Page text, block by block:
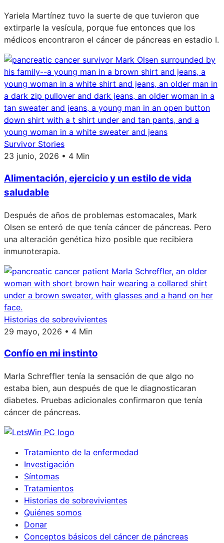
Yariela Martínez tuvo la suerte de que tuvieron que
extirparle la vesícula, porque fue entonces que los
médicos encontraron el cáncer de páncreas en estadio I.
Survivor Stories
23 junio, 2026 • 4 Min
Alimentación, ejercicio y un estilo de vida
saludable
Después de años de problemas estomacales, Mark
Olsen se enteró de que tenía cáncer de páncreas. Pero
una alteración genética hizo posible que recibiera
inmunoterapia.
Historias de sobrevivientes
29 mayo, 2026 • 4 Min
Confío en mi instinto
Marla Schreffler tenía la sensación de que algo no
estaba bien, aun después de que le diagnosticaran
diabetes. Pruebas adicionales confirmaron que tenía
cáncer de páncreas.
Tratamiento de la enfermedad
Investigación
Síntomas
Tratamientos
Historias de sobrevivientes
Quiénes somos
Donar
Conceptos básicos del cáncer de páncreas